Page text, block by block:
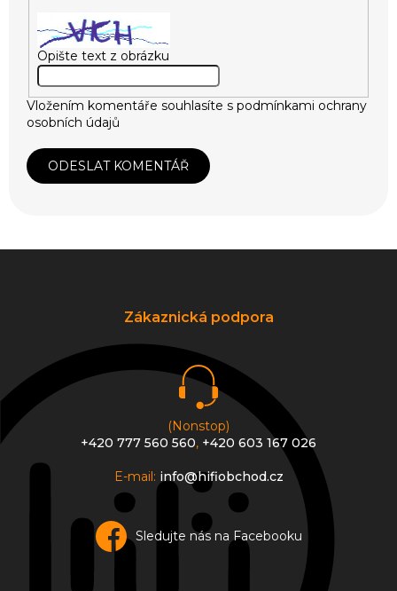
Opište text z obrázku
Vložením komentáře souhlasíte s podmínkami ochrany
osobních údajů
ODESLAT KOMENTÁŘ
Zákaznická podpora
(Nonstop)
+420 777 560 560, +420 603 167 026
E-mail: info@hifiobchod.cz
Sledujte nás na Facebooku